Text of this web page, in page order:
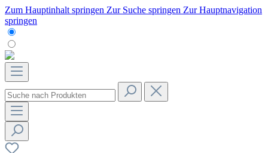
Zum Hauptinhalt springen Zur Suche springen Zur Hauptnavigation
springen